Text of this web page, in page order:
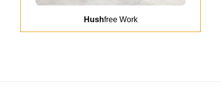
Hushfree Work